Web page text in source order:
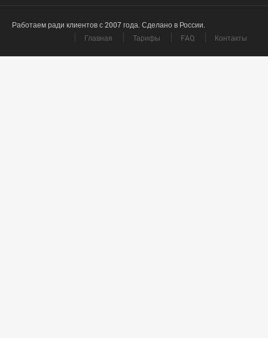
Работаем ради клиентов с 2007 года. Сделано в России.
Главная
Тарифы FAQ Контакты